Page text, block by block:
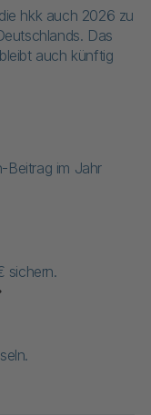
hkk auch 2026 zu
Das
auch künftig
Beitrag im Jahr
sichern.